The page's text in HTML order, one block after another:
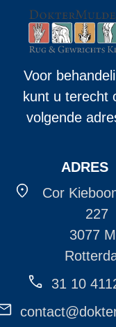
Voor
kunt u terecht
volgende
ADRES
Cor
227
3077
31 10